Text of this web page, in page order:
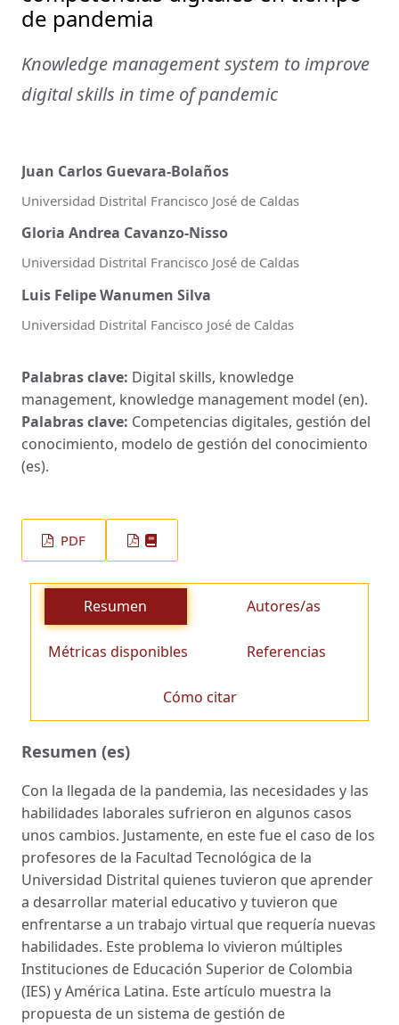
de pandemia
Knowledge management system to improve
digital skills in time of pandemic
Juan Carlos Guevara-Bolaños
Universidad Distrital Francisco José de Caldas
Gloria Andrea Cavanzo-Nisso
Universidad Distrital Francisco José de Caldas
Luis Felipe Wanumen Silva
Universidad Distrital Fancisco José de Caldas
Palabras clave: Digital skills, knowledge
management, knowledge management model (en).
Palabras clave: Competencias digitales, gestión del
conocimiento, modelo de gestión del conocimiento
(es).
PDF
Resumen Autores/as
Métricas disponibles Referencias
Cómo citar
Resumen (es)
Con la llegada de la pandemia, las necesidades y las
habilidades laborales sufrieron en algunos casos
unos cambios. Justamente, en este fue el caso de los
profesores de la Facultad Tecnológica de la
Universidad Distrital quienes tuvieron que aprender
a desarrollar material educativo y tuvieron que
enfrentarse a un trabajo virtual que requería nuevas
habilidades. Este problema lo vivieron múltiples
Instituciones de Educación Superior de Colombia
(IES) y América Latina. Este artículo muestra la
propuesta de un sistema de gestión de